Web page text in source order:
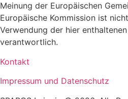
Meinung der Europäischen
Europäische Kommission ist
Verwendung der hier
verantwortlich.
Kontakt
Impressum und Datenschutz